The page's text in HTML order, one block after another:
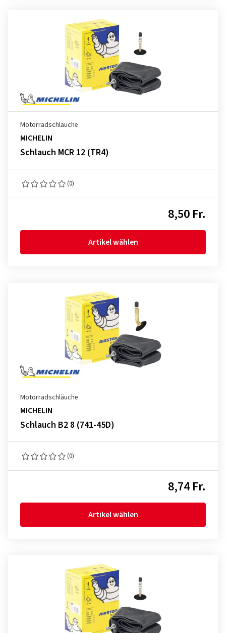
Motorradschläuche
MICHELIN
Schlauch MCR 12 (TR4)
(0)
8,50 Fr.
Artikel wählen
Motorradschläuche
MICHELIN
Schlauch B2 8 (741-45D)
(0)
8,74 Fr.
Artikel wählen